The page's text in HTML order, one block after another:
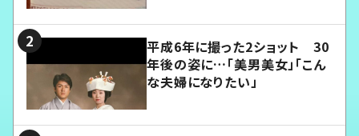
平成6年に撮った2ショット 30
年後の姿に…「美男美女」「こん
な夫婦になりたい」